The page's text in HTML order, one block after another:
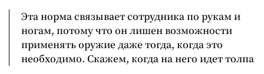
Эта норма связывает сотрудника по рукам и
ногам, потому что он лишен возможности
применять оружие даже тогда, когда это
необходимо. Скажем, когда на него идет толпа